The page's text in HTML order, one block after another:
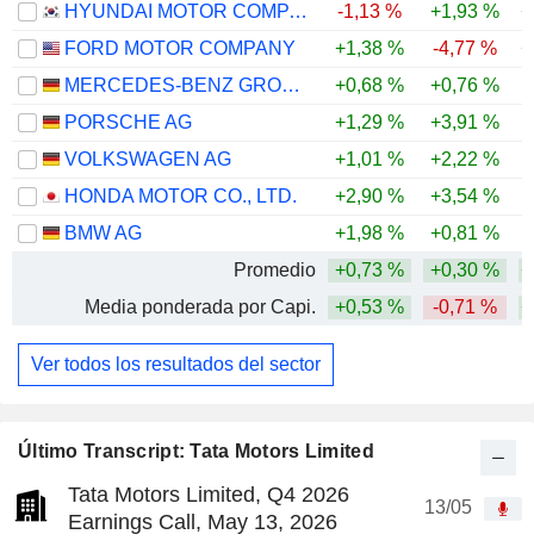
Último Transcript: Tata Motors Limited
Tata Motors Limited, Q4 2026
Earnings Call, May 13, 2026
13/05
HYUNDAI MOTOR COMPANY
-1,13 % +1,93 %
FORD MOTOR COMPANY
+1,38 % -4,77 %
MERCEDES-BENZ GROUP AG
+0,68 % +0,76 %
PORSCHE AG
+1,29 % +3,91 %
VOLKSWAGEN AG
+1,01 % +2,22 %
HONDA MOTOR CO., LTD.
+2,90 % +3,54 %
BMW AG
+1,98 % +0,81 %
Promedio
+0,73 % +0,30 %
Media ponderada por Capi.
+0,53 % -0,71 %
Ver todos los resultados del sector